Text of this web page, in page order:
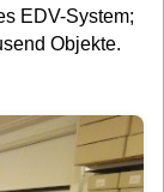
EDV-System;
Objekte.